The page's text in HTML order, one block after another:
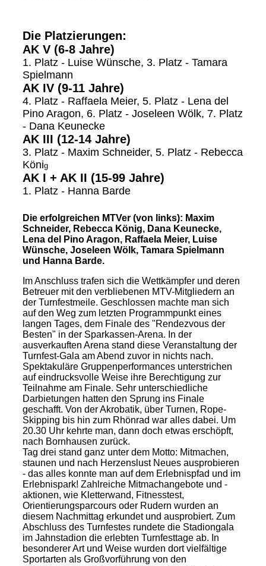
Die Platzierungen:
AK V (6-8 Jahre)
1. Platz - Luise Wünsche, 3. Platz - Tamara
Spielmann
AK IV (9-11 Jahre)
4. Platz - Raffaela Meier, 5. Platz - Lena del
Pino Aragon, 6. Platz - Joseleen Wölk, 7. Platz
- Dana Keunecke
AK III (12-14 Jahre)
3. Platz - Maxim Schneider, 5. Platz - Rebecca
König
AK I + AK II (15-99 Jahre)
1. Platz - Hanna Barde
Die erfolgreichen MTVer (von links): Maxim
Schneider, Rebecca König, Dana Keunecke,
Lena del Pino Aragon, Raffaela Meier, Luise
Wünsche, Joseleen Wölk, Tamara Spielmann
und Hanna Barde.
Im Anschluss trafen sich die Wettkämpfer und deren
Betreuer mit den verbliebenen MTV-Mitgliedern an
der Turnfestmeile. Geschlossen machte man sich
auf den Weg zum letzten Programmpunkt eines
langen Tages, dem Finale des "Rendezvous der
Besten" in der Sparkassen-Arena. In der
ausverkauften Arena stand diese Veranstaltung der
Turnfest-Gala am Abend zuvor in nichts nach.
Spektakuläre Gruppenperformances unterstrichen
auf eindrucksvolle Weise ihre Berechtigung zur
Teilnahme am Finale. Sehr unterschiedliche
Darbietungen hatten den Sprung ins Finale
geschafft. Von der Akrobatik, über Turnen, Rope-
Skipping bis hin zum Rhönrad war alles dabei. Um
20.30 Uhr kehrte man, dann doch etwas erschöpft,
nach Bornhausen zurück.
Tag drei stand ganz unter dem Motto: Mitmachen,
staunen und nach Herzenslust Neues ausprobieren
- das alles konnte man auf dem Erlebnispfad und im
Erlebnispark! Zahlreiche Mitmachangebote und -
aktionen, wie Kletterwand, Fitnesstest,
Orientierungsparcours oder Rudern wurden an
diesem Nachmittag erkundet und ausprobiert. Zum
Abschluss des Turnfestes rundete die Stadiongala
im Jahnstadion die erlebten Turnfesttage ab. In
besonderer Art und Weise wurden dort vielfältige
Sportarten als Großvorführung von den